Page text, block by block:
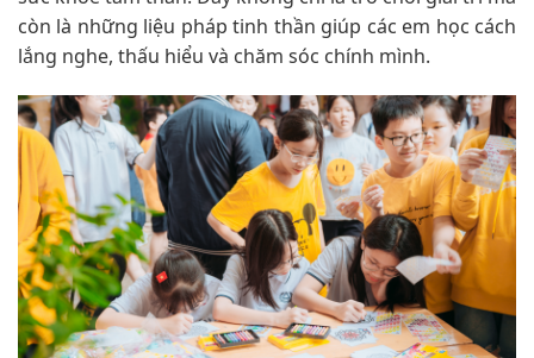
còn là những liệu pháp tinh thần giúp các em học cách
lắng nghe, thấu hiểu và chăm sóc chính mình.